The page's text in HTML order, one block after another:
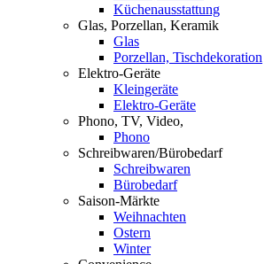
Küchenausstattung
Glas, Porzellan, Keramik
Glas
Porzellan, Tischdekoration
Elektro-Geräte
Kleingeräte
Elektro-Geräte
Phono, TV, Video,
Phono
Schreibwaren/Bürobedarf
Schreibwaren
Bürobedarf
Saison-Märkte
Weihnachten
Ostern
Winter